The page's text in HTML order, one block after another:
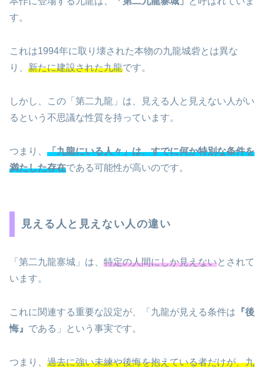
す。
これは1994年に取り壊された本物の九龍城砦とは異な
り、 新たに建設された九龍です。
しかし、この「第二九龍」は、見える人と見えない人がい
るという不思議な性質を持っています。
つまり、 「九龍にいる人々」は、すでに何か特別な条件を
満たした存在である可能性が高いのです。
見える人と見えない人の違い
「第二九龍寨城」は、 特定の人間にしか見えないとされて
います。
これに関連する重要な設定が、「九龍が見える条件は 『後
悔』 である」という事実です。
つまり、 過去に強い未練や後悔を抱えている者だけが、九